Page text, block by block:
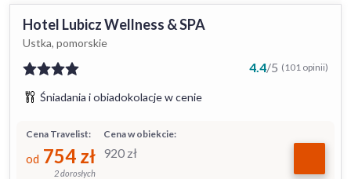
Hotel Lubicz Wellness & SPA
Ustka, pomorskie
4.4/5 (101 opinii)
Śniadania i obiadokolacje w cenie
Cena w obiekcie:
920 zł
Cena Travelist:
od 754 zł
2 dorosłych